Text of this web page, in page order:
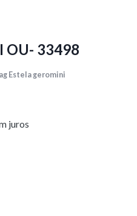
OU- 33498
Estela geromini
juros